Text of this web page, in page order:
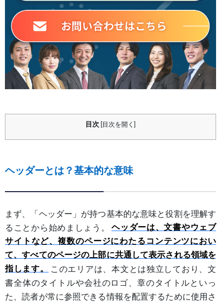
目次 [目次を開く]
ヘッダーとは？基本的な意味
まず、「ヘッダー」が持つ基本的な意味と役割を理解す
ることから始めましょう。
ヘッダーは、文書やウェブ
サイトなど、複数のページにわたるコンテンツにおい
て、すべてのページの上部に共通して表示される領域を
指します。
このエリアは、本文とは独立しており、文
書全体のタイトルや会社のロゴ、章のタイトルといっ
た、読者が常に参照できる情報を配置するために使用さ